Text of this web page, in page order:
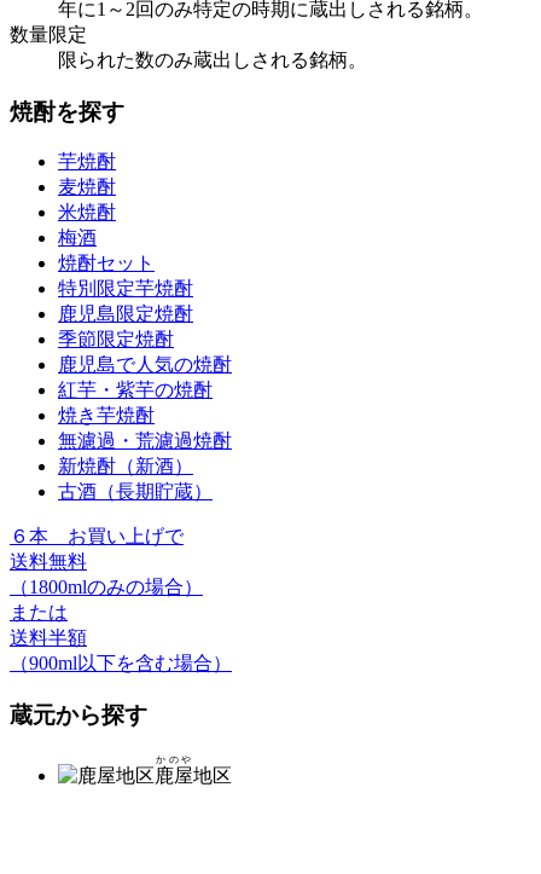
年に1～2回のみ特定の時期に蔵出しされる銘柄。
数量限定
限られた数のみ蔵出しされる銘柄。
焼酎を探す
芋焼酎
麦焼酎
米焼酎
梅酒
焼酎セット
特別限定芋焼酎
鹿児島限定焼酎
季節限定焼酎
鹿児島で人気の焼酎
紅芋・紫芋の焼酎
焼き芋焼酎
無濾過・荒濾過焼酎
新焼酎（新酒）
古酒（長期貯蔵）
６本お買い上げで
送料無料
（1800mlのみの場合）
または
送料半額
（900ml以下を含む場合）
蔵元から探す
鹿屋
かのや
地区